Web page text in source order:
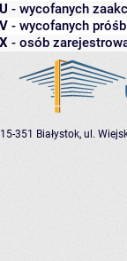
U - wycofanych
V - wycofanych próśb
X - osób
15-351 Białystok, ul.